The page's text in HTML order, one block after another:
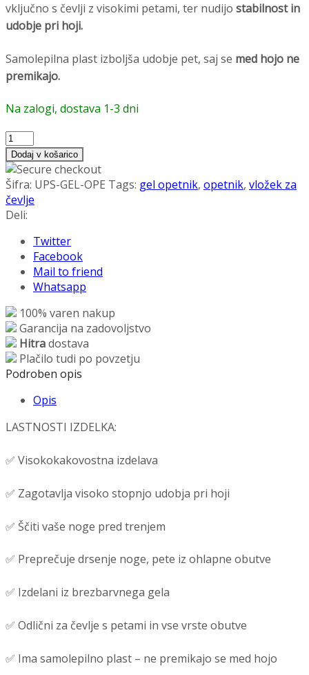
vključno s čevlji z visokimi petami, ter nudijo stabilnost in
udobje pri hoji.
Samolepilna plast izboljša udobje pet, saj se med hojo ne
premikajo.
Na zalogi, dostava 1-3 dni
Gelni
opetnik
za
čevlje
Nevidni
količina
Dodaj v košarico
Šifra: UPS-GEL-OPE Tags: gel opetnik, opetnik, vložek za
čevlje
Deli:
Twitter
Facebook
Mail to friend
Whatsapp
100% varen nakup
Garancija na zadovoljstvo
Hitradostava
Plačilo tudi po povzetju
Podroben opis
Opis
LASTNOSTI IZDELKA:
✅ Visokokakovostna izdelava
✅ Zagotavlja visoko stopnjo udobja pri hoji
✅ Ščiti vaše noge pred trenjem
✅ Preprečuje drsenje noge, pete iz ohlapne obutve
✅ Izdelani iz brezbarvnega gela
✅ Odlični za čevlje s petami in vse vrste obutve
✅ Ima samolepilno plast – ne premikajo se med hojo